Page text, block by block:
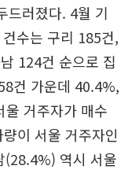
드러졌다. 4월 기
수는 구리 185건,
124건 순으로 집
건 가운데 40.4%,
거주자가 매수
이 서울 거주자인
(28.4%) 역시 서울